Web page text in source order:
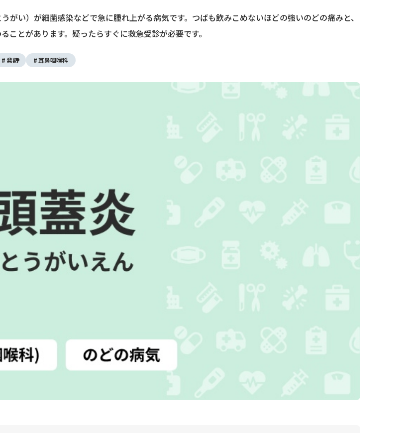
がい）が細菌感染などで急に腫れ上がる病気です。つばも飲みこめないほどの強いのどの痛みと、
とがあります。疑ったらすぐに救急受診が必要です。
発熱 耳鼻咽喉科